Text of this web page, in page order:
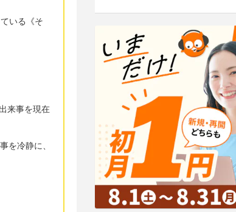
いる《そ
来事を現在
を冷静に、